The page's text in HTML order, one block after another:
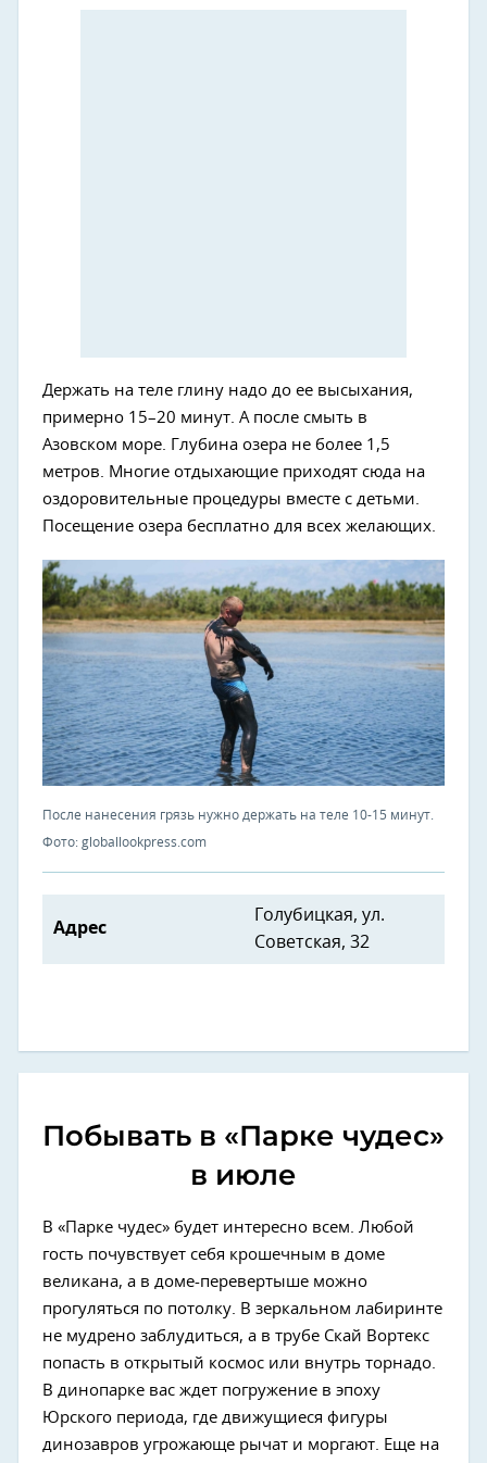
Держать на теле глину надо до ее высыхания,
примерно 15–20 минут. А после смыть в
Азовском море. Глубина озера не более 1,5
метров. Многие отдыхающие приходят сюда на
оздоровительные процедуры вместе с детьми.
Посещение озера бесплатно для всех желающих.
После нанесения грязь нужно держать на теле 10-15 минут.
Фото: globallookpress.com
Адрес
Голубицкая, ул.
Советская, 32
Побывать в «Парке чудес»
в июле
В «Парке чудес» будет интересно всем. Любой
гость почувствует себя крошечным в доме
великана, а в доме-перевертыше можно
прогуляться по потолку. В зеркальном лабиринте
не мудрено заблудиться, а в трубе Скай Вортекс
попасть в открытый космос или внутрь торнадо.
В динопарке вас ждет погружение в эпоху
Юрского периода, где движущиеся фигуры
динозавров угрожающе рычат и моргают. Еще на